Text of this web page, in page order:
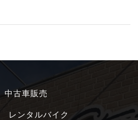
中古車販売
レンタルバイク